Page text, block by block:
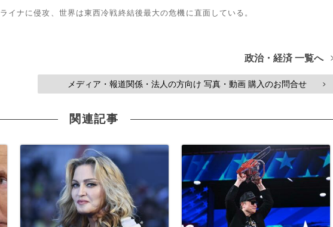
イナに侵攻、世界は東西冷戦終結後最大の危機に直面している。
政治・経済 一覧へ
メディア・報道関係・法人の方向け 写真・動画 購入のお問合せ >
関連記事